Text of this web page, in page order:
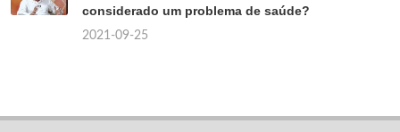
considerado um problema de saúde?
2021-09-25